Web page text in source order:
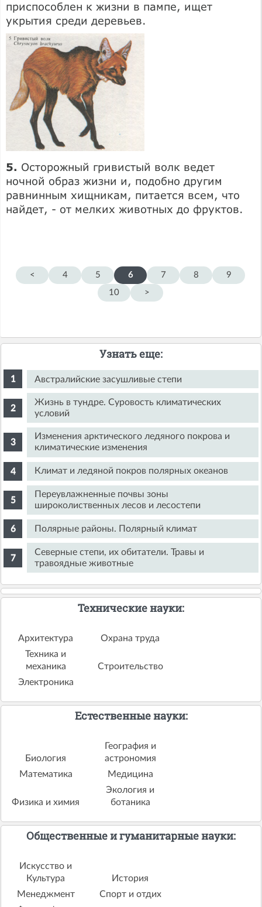
приспособлен к жизни в пампе, ищет
укрытия среди деревьев.
5. Осторожный гривистый волк ведет
ночной образ жизни и, подобно другим
равнинным хищникам, питается всем, что
найдет, - от мелких животных до фруктов.
< 4 5 6 7 8
9
10
>
Узнать еще:
Австралийские засушливые степи
Жизнь в тундре. Суровость климатических
условий
Изменения арктического ледяного покрова и
климатические изменения
Климат и ледяной покров полярных океанов
Переувлажненные почвы зоны
широколиственных лесов и лесостепи
Полярные районы. Полярный климат
Северные степи, их обитатели. Травы и
травоядные животные
Технические науки:
Архитектура
Охрана труда
Техника и
механика
Строительство
Электроника
Естественные науки:
Биология
География и
астрономия
Математика
Медицина
Физика и химия
Экология и
ботаника
Общественные и гуманитарные науки:
Искусство и
Культура
История
Менеджмент
Спорт и отдих